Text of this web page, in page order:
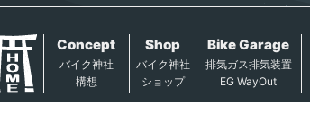
Concept
バイク神社
構想
Shop
バイク神社
ショップ
Bike Garage
排気ガス排気装置
EG WayOut